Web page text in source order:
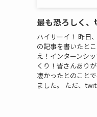
最も恐ろしく
ハイサーイ！ 昨日
の記事を書いたと
え！インターンシ
くり！皆さんあり
凄かったとのこと
ました。 ただ、